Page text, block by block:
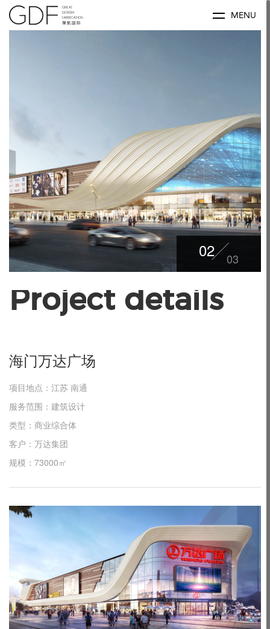
MENU
02 03
Project details
海门万达广场
项目地点：江苏 南通
服务范围：建筑设计
类型：商业综合体
客户：万达集团
规模：73000㎡